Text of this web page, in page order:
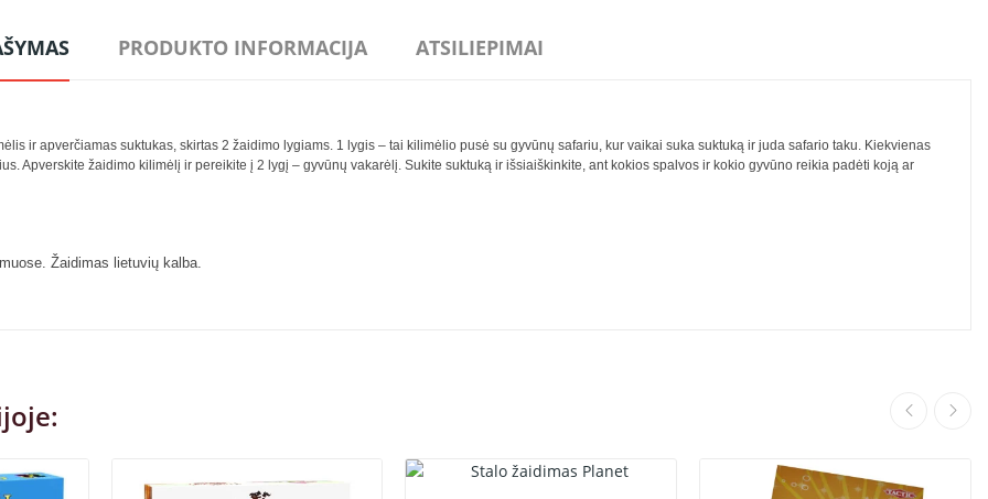
PRODUKTO INFORMACIJA ATSILIEPIMAI
ir apverčiamas suktukas, skirtas 2 žaidimo lygiams. 1 lygis – tai kilimėlio pusė su gyvūnų safariu, kur vaikai suka suktuką ir juda safario taku. Kiekvienas
Apverskite žaidimo kilimėlį ir pereikite į 2 lygį – gyvūnų vakarėlį. Sukite suktuką ir išsiaiškinkite, ant kokios spalvos ir kokio gyvūno reikia padėti koją ar
Žaidimas lietuvių kalba.